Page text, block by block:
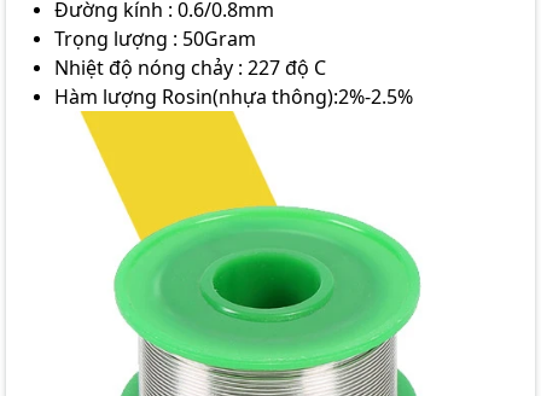
Đường kính : 0.6/0.8mm
Trọng lượng : 50Gram
Nhiệt độ nóng chảy : 227 độ C
Hàm lượng Rosin(nhựa thông):2%-2.5%